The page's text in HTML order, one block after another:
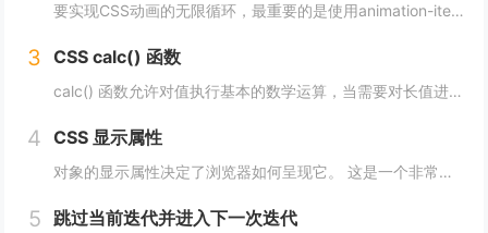
要实现CSS动画的无限循环，最重要的是使用animation-iteration-count属性，将其设置为infinite，继续动画就会循环播放。 栗子 CSS动画效果无限循环放大缩小 HTML： <image class="a...
3 CSS calc() 函数
calc() 函数允许对值执行基本的数学运算，当需要对长值进行百分比加法或减法时特别有用。 div { max-width: calc(80% - 100px) }它的工作原理是这样的： div { max-width: calc(...
4 CSS 显示属性
对象的显示属性决定了浏览器如何呈现它。 这是一个非常重要的属性，并且可能具有您可以使用的最多值。 这些值包括： blockinlinenonecontentsflowflow-roottable（以及所有那些table-*）fle...
5 跳过当前迭代并进入下一次迭代